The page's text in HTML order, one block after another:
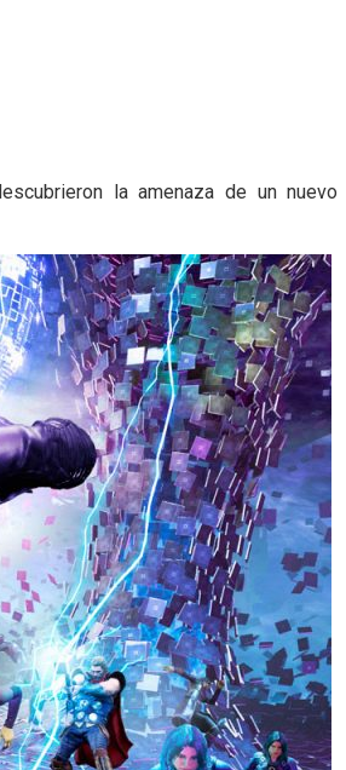
la amenaza de un nuevo